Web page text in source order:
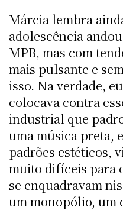
Márcia lembra
adolescência
MPB, mas com
mais pulsante e
isso. Na verdade,
colocava contra
industrial que
uma música preta,
padrões estéticos,
muito difíceis para
se enquadravam
um monopólio, um